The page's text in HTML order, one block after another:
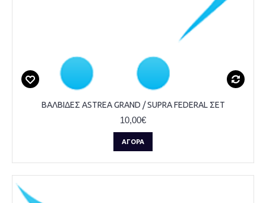
ΒΑΛΒΙΔΕΣ ASTREA GRAND / SUPRA FEDERAL ΣΕΤ
10,00€
ΑΓΟΡΆ